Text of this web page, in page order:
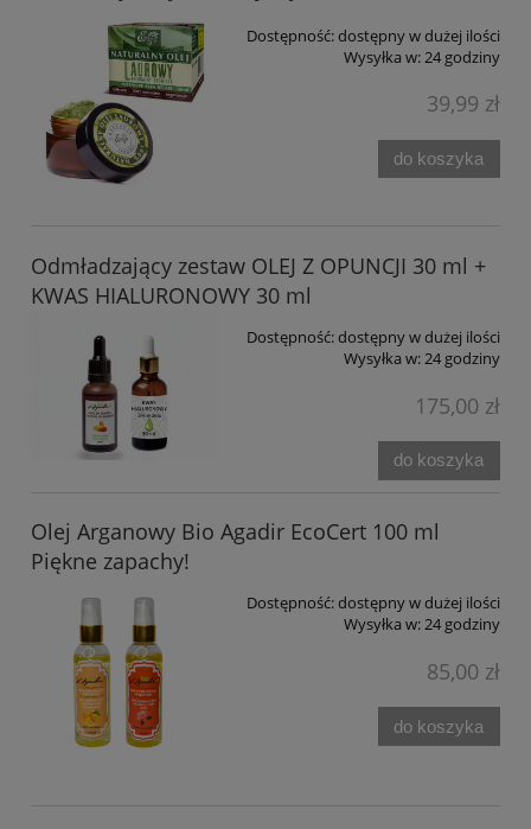
Dostępność:dostępny w dużej ilości
Wysyłka w:24 godziny
39,99 zł
do koszyka
Odmładzający zestaw OLEJ Z OPUNCJI 30 ml +
KWAS HIALURONOWY 30 ml
Dostępność:dostępny w dużej ilości
Wysyłka w:24 godziny
175,00 zł
do koszyka
Olej Arganowy Bio Agadir EcoCert 100 ml
Piękne zapachy!
Dostępność:dostępny w dużej ilości
Wysyłka w:24 godziny
85,00 zł
do koszyka